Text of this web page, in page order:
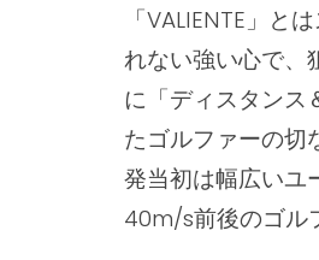
「VALIENTE」
れない強い心で、
に「ディスタンス
たゴルファーの切
発当初は幅広いユ
40m/s前後のゴル